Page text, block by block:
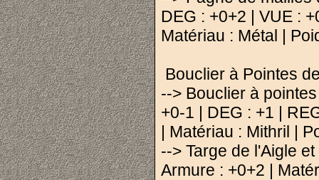
DEG : +0+2 | VUE :
Matériau : Métal |
Bouclier à Pointes
--> Bouclier à
+0-1 | DEG : +1 |
| Matériau : Mithril |
--> Targe de l'Aigle
Armure : +0+2 |